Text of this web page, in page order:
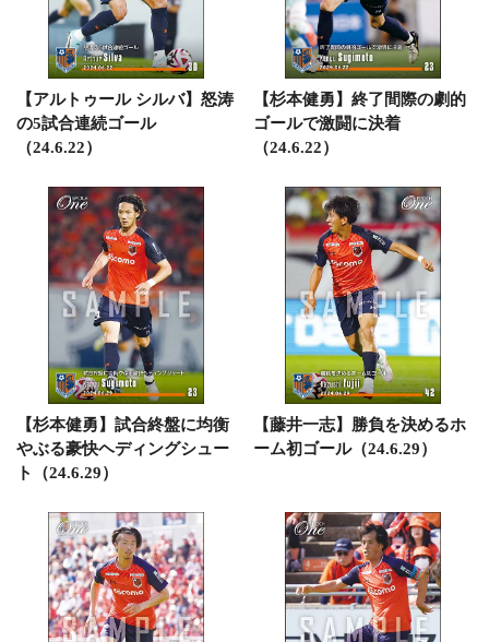
【アルトゥール シルバ】怒涛
の5試合連続ゴール
（24.6.22）
【杉本健勇】終了間際の劇的
ゴールで激闘に決着
（24.6.22）
【杉本健勇】試合終盤に均衡
やぶる豪快ヘディングシュー
ト（24.6.29）
【藤井一志】勝負を決めるホ
ーム初ゴール（24.6.29）